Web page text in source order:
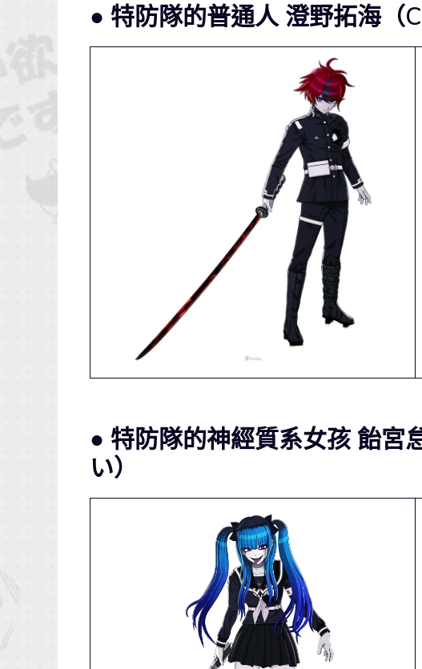
● 特防隊的普通人 澄野拓海（
● 特防隊的神經質系女孩 飴宮
い）